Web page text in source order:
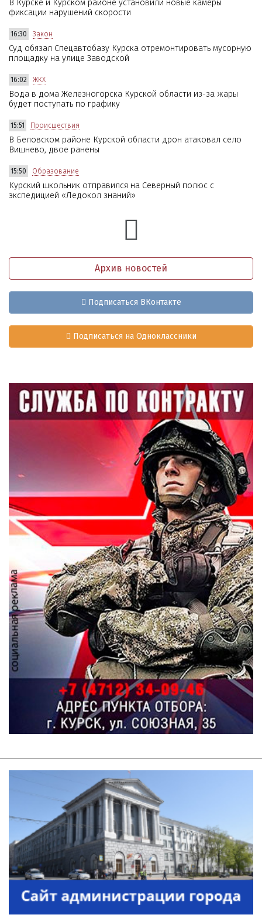
В Курске и Курском районе установили новые камеры
фиксации нарушений скорости
16:30 Закон
Суд обязал Спецавтобазу Курска отремонтировать мусорную
площадку на улице Заводской
16:02 ЖКХ
Вода в дома Железногорска Курской области из-за жары
будет поступать по графику
15:51 Происшествия
В Беловском районе Курской области дрон атаковал село
Вишнево, двое ранены
15:50 Образование
Курский школьник отправился на Северный полюс с
экспедицией «Ледокол знаний»
Архив новостей
Подписаться ВКонтакте
Подписаться на Одноклассники